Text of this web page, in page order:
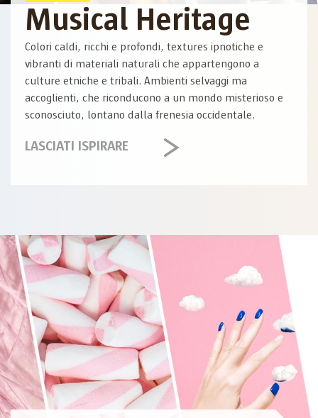
Musical Heritage
Colori caldi, ricchi e profondi, textures ipnotiche e
vibranti di materiali naturali che appartengono a
culture etniche e tribali. Ambienti selvaggi ma
accoglienti, che riconducono a un mondo misterioso e
sconosciuto, lontano dalla frenesia occidentale.
LASCIATI ISPIRARE